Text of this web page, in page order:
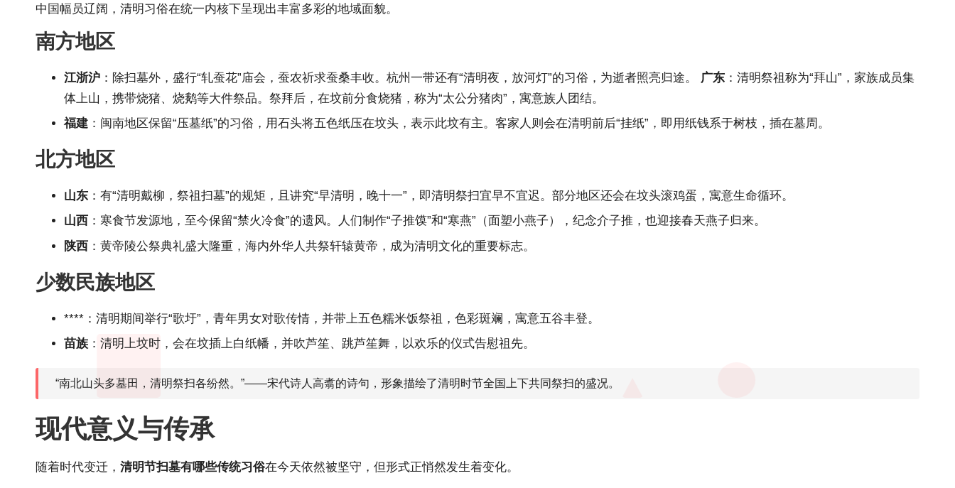
中国幅员辽阔，清明习俗在统一内核下呈现出丰富多彩的地域面貌。
南方地区
江浙沪 ：除扫墓外，盛行“轧蚕花”庙会，蚕农祈求蚕桑丰收。杭州一带还有“清明夜，放河灯”的习俗，为逝者照亮归途。 广东 ：清明祭祖称为“拜山”，家族成员集
体上山，携带烧猪、烧鹅等大件祭品。祭拜后，在坟前分食烧猪，称为“太公分猪肉”，寓意族人团结。
福建 ：闽南地区保留“压墓纸”的习俗，用石头将五色纸压在坟头，表示此坟有主。客家人则会在清明前后“挂纸”，即用纸钱系于树枝，插在墓周。
北方地区
山东 ：有“清明戴柳，祭祖扫墓”的规矩，且讲究“早清明，晚十一”，即清明祭扫宜早不宜迟。部分地区还会在坟头滚鸡蛋，寓意生命循环。
山西 ：寒食节发源地，至今保留“禁火冷食”的遗风。人们制作“子推馍”和“寒燕”（面塑小燕子），纪念介子推，也迎接春天燕子归来。
陕西 ：黄帝陵公祭典礼盛大隆重，海内外华人共祭轩辕黄帝，成为清明文化的重要标志。
少数民族地区
****：清明期间举行“歌圩”，青年男女对歌传情，并带上五色糯米饭祭祖，色彩斑斓，寓意五谷丰登。
苗族 ：清明上坟时，会在坟插上白纸幡，并吹芦笙、跳芦笙舞，以欢乐的仪式告慰祖先。
“南北山头多墓田，清明祭扫各纷然。”——宋代诗人高翥的诗句，形象描绘了清明时节全国上下共同祭扫的盛况。
现代意义与传承
随着时代变迁， 清明节扫墓有哪些传统习俗在今天依然被坚守，但形式正悄然发生着变化。